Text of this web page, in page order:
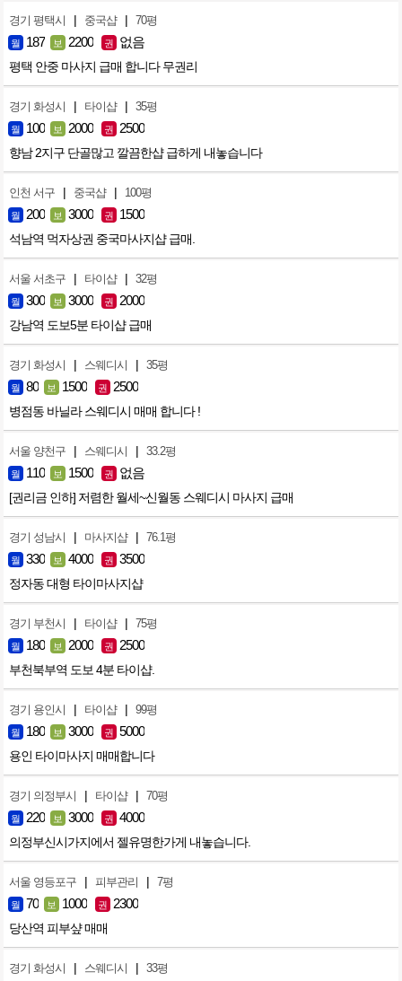
경기 평택시 | 중국샵 | 70평
월 187 보 2200 권 없음
평택 안중 마사지 급매 합니다 무권리
경기 화성시 | 타이샵 | 35평
월 100 보 2000 권 2500
향남 2지구 단골많고 깔끔한샵 급하게 내놓습니다
인천 서구 | 중국샵 | 100평
월 200 보 3000 권 1500
석남역 먹자상권 중국마사지샵 급매.
서울 서초구 | 타이샵 | 32평
월 300 보 3000 권 2000
강남역 도보5분 타이샵 급매
경기 화성시 | 스웨디시 | 35평
월 80 보 1500 권 2500
병점동 바닐라 스웨디시 매매 합니다 !
서울 양천구 | 스웨디시 | 33.2평
월 110 보 1500 권 없음
[권리금 인하] 저렴한 월세~신월동 스웨디시 마사지 급매
경기 성남시 | 마사지샵 | 76.1평
월 330 보 4000 권 3500
정자동 대형 타이마사지샵
경기 부천시 | 타이샵 | 75평
월 180 보 2000 권 2500
부천북부역 도보 4분 타이샵.
경기 용인시 | 타이샵 | 99평
월 180 보 3000 권 5000
용인 타이마사지 매매합니다
경기 의정부시 | 타이샵 | 70평
월 220 보 3000 권 4000
의정부신시가지에서 젤유명한가게 내놓습니다.
서울 영등포구 | 피부관리 | 7평
월 70 보 1000 권 2300
당산역 피부샾 매매
경기 화성시 | 스웨디시 | 33평